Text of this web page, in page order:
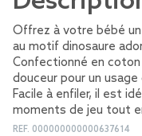
Offrez à votre bébé
au motif dinosaure
Confectionné en
douceur pour un
Facile à enfiler, il est
moments de jeu tout
REF. 000000000000637614